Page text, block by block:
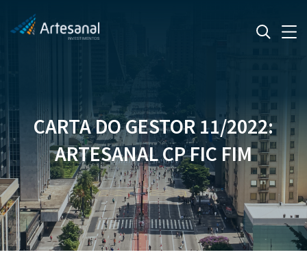
CARTA DO GESTOR 11/2022:
ARTESANAL CP FIC FIM